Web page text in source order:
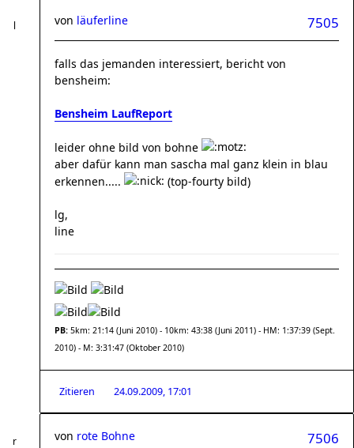
7505
von läuferline
falls das jemanden interessiert, bericht von
bensheim:
Bensheim LaufReport
leider ohne bild von bohne
aber dafür kann man sascha mal ganz klein in blau
erkennen.....
(top-fourty bild)
lg,
line
PB: 5km: 21:14 (Juni 2010) - 10km: 43:38 (Juni 2011) - HM: 1:37:39 (Sept.
2010) - M: 3:31:47 (Oktober 2010)
Zitieren 24.09.2009, 17:01
7506
von rote Bohne